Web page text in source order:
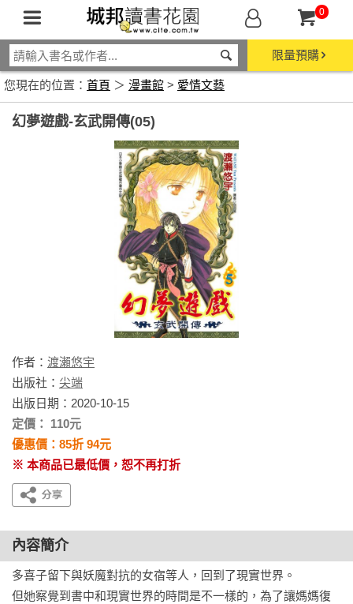
0
限量預購
您現在的位置： 首頁 ＞ 漫畫館 > 愛情文藝
幻夢遊戲-玄武開傳(05)
作者： 渡瀨悠宇
出版社： 尖端
出版日期：2020-10-15
定價： 110元
優惠價：85折 94元
※ 本商品已最低價，恕不再打折
內容簡介
多喜子留下與妖魔對抗的女宿等人，回到了現實世界。
但她察覺到書中和現實世界的時間是不一樣的，為了讓媽媽復